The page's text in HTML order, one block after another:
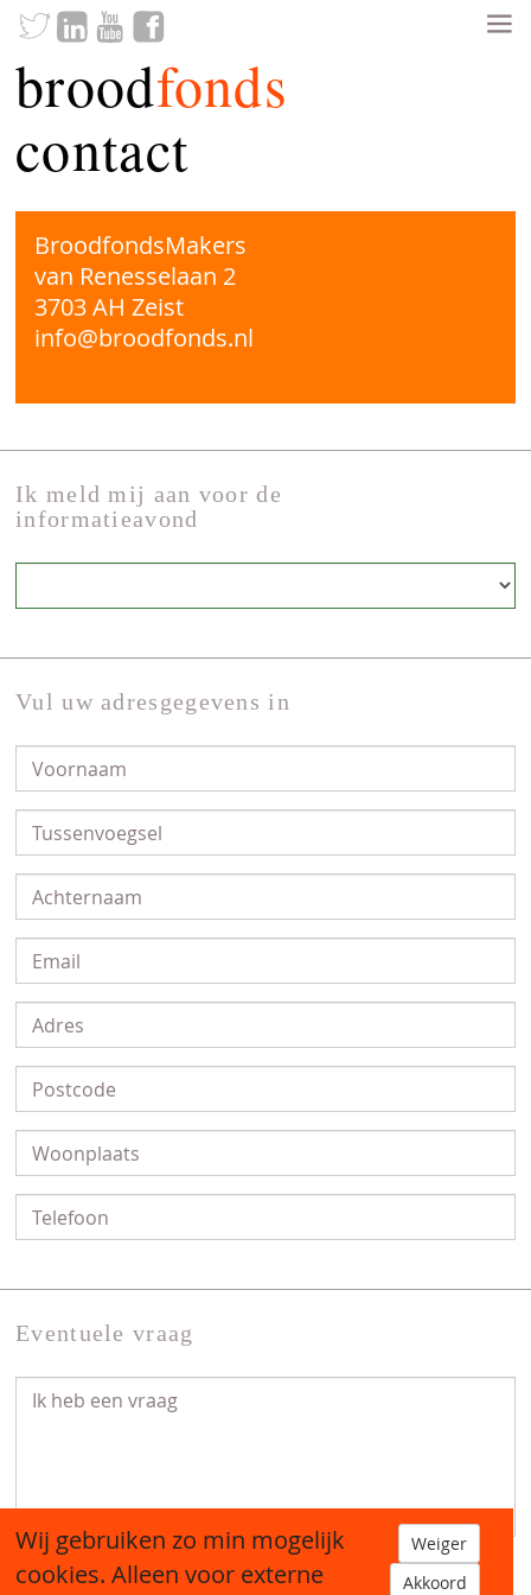
broodfonds
contact
BroodfondsMakers
van Renesselaan 2
3703 AH Zeist
info@broodfonds.nl
Ik meld mij aan voor de
informatieavond
Vul uw adresgegevens in
Eventuele vraag
Wij gebruiken zo min mogelijk
cookies. Alleen voor externe
Weiger
Akkoord